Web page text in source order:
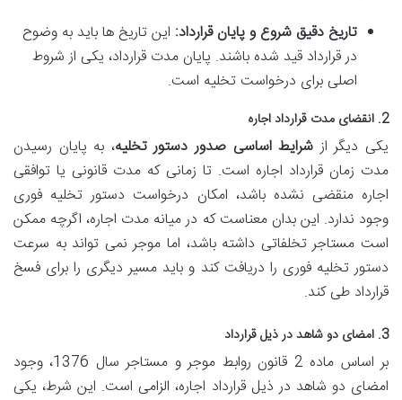
تاریخ دقیق شروع و پایان قرارداد: این تاریخ ها باید به وضوح
در قرارداد قید شده باشند. پایان مدت قرارداد، یکی از شروط
اصلی برای درخواست تخلیه است.
2. انقضای مدت قرارداد اجاره
یکی دیگر از شرایط اساسی صدور دستور تخلیه، به پایان رسیدن
مدت زمان قرارداد اجاره است. تا زمانی که مدت قانونی یا توافقی
اجاره منقضی نشده باشد، امکان درخواست دستور تخلیه فوری
وجود ندارد. این بدان معناست که در میانه مدت اجاره، اگرچه ممکن
است مستاجر تخلفاتی داشته باشد، اما موجر نمی تواند به سرعت
دستور تخلیه فوری را دریافت کند و باید مسیر دیگری را برای فسخ
قرارداد طی کند.
3. امضای دو شاهد در ذیل قرارداد
بر اساس ماده 2 قانون روابط موجر و مستاجر سال 1376، وجود
امضای دو شاهد در ذیل قرارداد اجاره، الزامی است. این شرط، یکی